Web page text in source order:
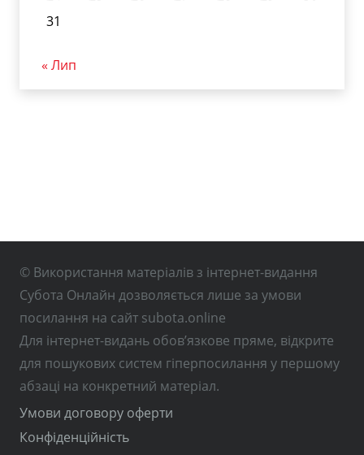
31
« Лип
© Використання матеріалів з інтернет-видання
Субота Онлайн дозволяється лише за умови
посилання на сайт subota.online
Для інтернет-видань обов’язкове пряме, відкрите
для пошукових систем гіперпосилання у першому
абзаці на конкретний матеріал.
Умови договору оферти
Конфіденційність